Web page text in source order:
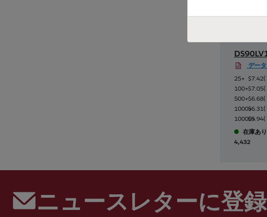
デー
25+ $7.42(
100+$7.05(
500+$6.68(
1000+$6.31(
10000+$5.94(
在庫あ
4,432
ニュースレターに登録